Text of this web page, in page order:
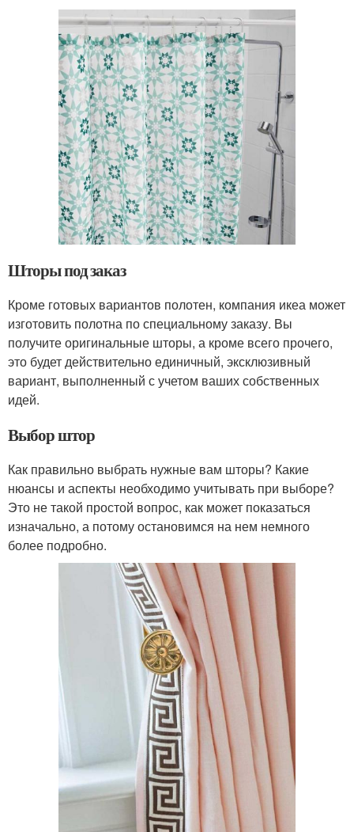
Шторы под заказ
Кроме готовых вариантов полотен, компания икеа может
изготовить полотна по специальному заказу. Вы
получите оригинальные шторы, а кроме всего прочего,
это будет действительно единичный, эксклюзивный
вариант, выполненный с учетом ваших собственных
идей.
Выбор штор
Как правильно выбрать нужные вам шторы? Какие
нюансы и аспекты необходимо учитывать при выборе?
Это не такой простой вопрос, как может показаться
изначально, а потому остановимся на нем немного
более подробно.